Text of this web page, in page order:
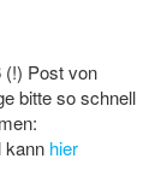
(!) Post von
bitte so schnell
kann hier